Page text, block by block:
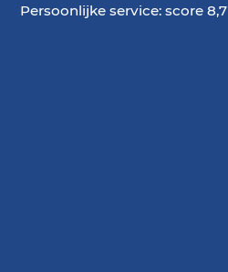
Persoonlijke service: score 8,7